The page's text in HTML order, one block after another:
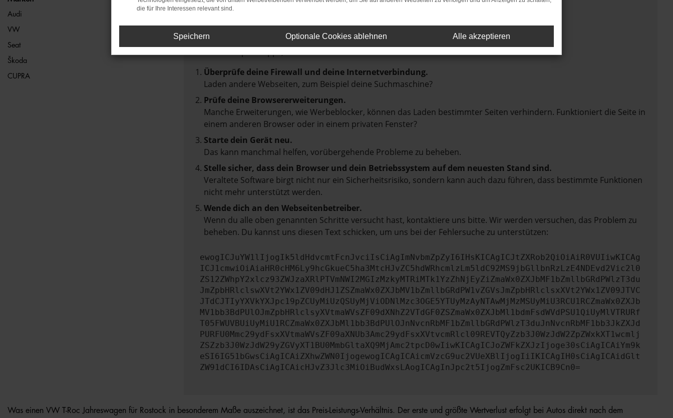
Audi
VW
Seat
Škoda
CUPRA
Beim Laden ist ein Fehler aufgetreten.
Hier sind ein paar Tipps, die dir helfen können:
Überprüfe deine Firewall und deine Internetverbindung.
Laden andere Webseiten, zum Beispiel deine Suchmaschine?
Prüfe deine Browsererweiterungen.
Manche Erweiterungen, wie Werbeblocker, können das Laden bestimmter Seiten verhindern. Funktioniert die Seite in
einem anderen Browser oder in einem privaten Fenster?
Starte dein Gerät neu.
Das kann manchmal helfen, vorübergehende Probleme zu beheben.
Stelle sicher, dass dein Browser und dein Betriebssystem auf dem neuesten Stand sind.
Veraltete Software birgt nicht nur ein Sicherheitsrisiko, sondern kann auch dazu führen, dass bestimmte Funktionen
nicht mehr unterstützt werden.
Wende dich an den Webseitenbetreiber.
Wenn du alle oben genannten Schritte versucht hast, kontaktiere uns bitte. Wir werden versuchen, das Problem zu
beheben. Du kannst uns diesen Text schicken, um uns bei der Fehlersuche zu unterstützen:
ewogICJuYW1lIjogIk5ldHdvcmtFcnJvciIsCiAgImNvbmZpZyI6IHsKICAgICJtZXRob2QiOiAiR0VUIiwKICAg
ICJ1cmwiOiAiaHR0cHM6Ly9hcGkueC5ha3MtcHJvZC5hdWRhcmlzLm5ldC92MS9jbGllbnRzLzE4NDEvd2Vic2l0
ZS12ZWhpY2xlcz93ZWJzaXRlPTVmNWI2MGIzMzkyMTRiMTk1YzZhNjEyZiZmaWx0ZXJbMF1bZmllbGRdPWlzT3du
JmZpbHRlclswXVt2YWx1ZV09dHJ1ZSZmaWx0ZXJbMV1bZmllbGRdPW1vZGVsJmZpbHRlclsxXVt2YWx1ZV09JTVC
JTdCJTIyYXVkYXJpc19pZCUyMiUzQSUyMjViODNlMzc3OGE5YTUyMzAyNTAwMjMzMSUyMiU3RCU1RCZmaWx0ZXJb
MV1bb3BdPUlOJmZpbHRlclsyXVtmaWVsZF09dXNhZ2VTdGF0ZSZmaWx0ZXJbMl1bdmFsdWVdPSU1QiUyMlVTRURf
T05FWUVBUiUyMiU1RCZmaWx0ZXJbMl1bb3BdPUlOJnNvcnRbMF1bZmllbGRdPWlzT3duJnNvcnRbMF1bb3JkZXJd
PURFU0Mmc29ydFsxXVtmaWVsZF09aXNUb3Amc29ydFsxXVtvcmRlcl09REVTQyZzb3J0WzJdW2ZpZWxkXT1wcmlj
ZSZzb3J0WzJdW29yZGVyXT1BU0MmbGltaXQ9MjAmc2tpcD0wIiwKICAgICJoZWFkZXJzIjoge30sCiAgICAiYm9k
eSI6IG51bGwsCiAgICAiZXhwZWN0IjogewogICAgICAicmVzcG9uc2VUeXBlIjogIiIKICAgIH0sCiAgICAidGlt
ZW91dCI6IDAsCiAgICAicHJvZ3Jlc3MiOiBudWxsLAogICAgInJpc2t5IjogZmFsc2UKICB9Cn0=
Was einen VW T-Roc Jahreswagen für Rostock in besonderem Maße auszeichnet, ist das Preis-Leistungs-Verhältnis. Der erste und größte Wertverlust erfolgt bei Autos direkt nach dem
die für Ihre Interessen relevant sind.
Speichern Optionale Cookies ablehnen Alle akzeptieren